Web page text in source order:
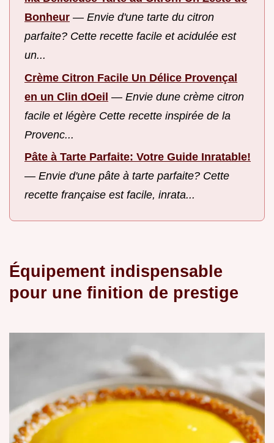
Bonheur — Envie d'une tarte du citron
parfaite? Cette recette facile et acidulée est
un...
Crème Citron Facile Un Délice Provençal
en un Clin dOeil — Envie dune crème citron
facile et légère Cette recette inspirée de la
Provenc...
Pâte à Tarte Parfaite: Votre Guide Inratable!
— Envie d'une pâte à tarte parfaite? Cette
recette française est facile, inrata...
Équipement indispensable
pour une finition de prestige